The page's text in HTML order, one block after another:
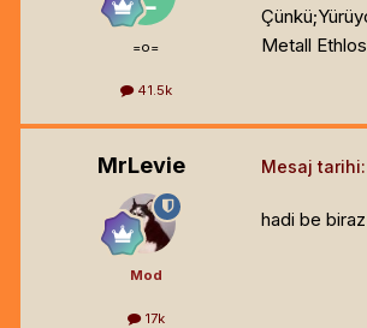
=o=
41.5k
Metall
MrLevie
Mod
17k
Mesaj tarihi:
hadi be